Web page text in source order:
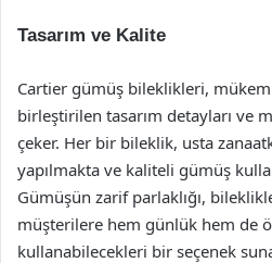
Tasarım ve Kalite
Cartier gümüş bileklikleri,
birleştirilen tasarım detayları ve
çeker. Her bir bileklik, usta
yapılmakta ve kaliteli gümüş
Gümüşün zarif parlaklığı,
müşterilere hem günlük hem de
kullanabilecekleri bir seçenek